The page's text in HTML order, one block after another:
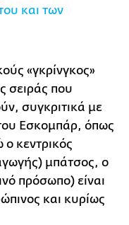
και των
«γκρίνγκος»
σειράς που
συγκριτικά με
Εσκομπάρ, όπως
κεντρικός
μπάτσος, ο
πρόσωπο) είναι
και κυρίως